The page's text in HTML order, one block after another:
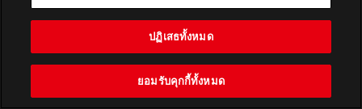
PATLITE CORPORATION. All Rights Reserved.
ปฏิเสธทั้งหมด
ยอมรับคุกกี้ทั้งหมด